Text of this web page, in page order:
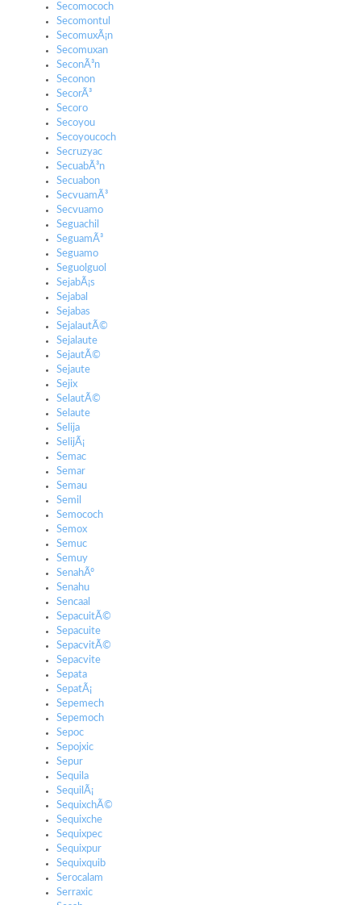
Secomococh
Secomontul
SecomuxÃ¡n
Secomuxan
SeconÃ³n
Seconon
SecorÃ³
Secoro
Secoyou
Secoyoucoch
Secruzyac
SecuabÃ³n
Secuabon
SecvuamÃ³
Secvuamo
Seguachil
SeguamÃ³
Seguamo
Seguolguol
SejabÃ¡s
Sejabal
Sejabas
SejalautÃ©
Sejalaute
SejautÃ©
Sejaute
Sejix
SelautÃ©
Selaute
Selija
SelijÃ¡
Semac
Semar
Semau
Semil
Semococh
Semox
Semuc
Semuy
SenahÃº
Senahu
Sencaal
SepacuitÃ©
Sepacuite
SepacvitÃ©
Sepacvite
Sepata
SepatÃ¡
Sepemech
Sepemoch
Sepoc
Sepojxic
Sepur
Sequila
SequilÃ¡
SequixchÃ©
Sequixche
Sequixpec
Sequixpur
Sequixquib
Serocalam
Serraxic